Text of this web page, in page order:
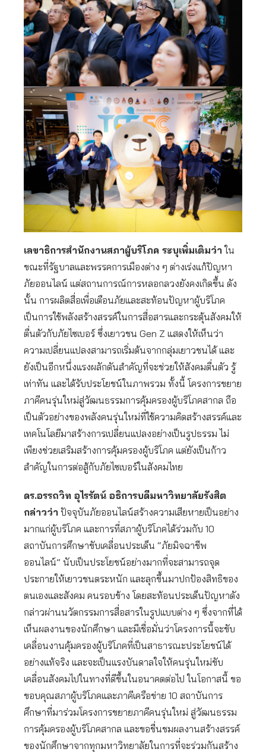
เลขาธิการสำนักงานสภาผู้บริโภค ระบุเพิ่มเติมว่าใน
ขณะที่รัฐบาลและพรรคการเมืองต่าง ๆ ต่างเร่งแก้ปัญหา
ภัยออนไลน์ แต่สถานการณ์การหลอกลวงยังคงเกิดขึ้น ดัง
นั้น การผลิตสื่อเพื่อเตือนภัยและสะท้อนปัญหาผู้บริโภค
เป็นการใช้พลังสร้างสรรค์ในการสื่อสารและกระตุ้นสังคมให้
ตื่นตัวกับภัยไซเบอร์ ซึ่งเยาวชน Gen Z แสดงให้เห็นว่า
ความเปลี่ยนแปลงสามารถเริ่มต้นจากกลุ่มเยาวชนได้ และ
ยังเป็นอีกหนึ่งแรงผลักดันสำคัญที่จะช่วยให้สังคมตื่นตัว รู้
เท่าทัน และได้รับประโยชน์ในภาพรวม ทั้งนี้ โครงการขยาย
ภาคีคนรุ่นใหม่สู่วัฒนธรรมการคุ้มครองผู้บริโภคสากล ถือ
เป็นตัวอย่างของพลังคนรุ่นใหม่ที่ใช้ความคิดสร้างสรรค์และ
เทคโนโลยีมาสร้างการเปลี่ยนแปลงอย่างเป็นรูปธรรม ไม่
เพียงช่วยเสริมสร้างการคุ้มครองผู้บริโภค แต่ยังเป็นก้าว
สำคัญในการต่อสู้กับภัยไซเบอร์ในสังคมไทย
ดร.อรรถวิท อุไรรัตน์ อธิการบดีมหาวิทยาลัยรังสิต
กล่าวว่า ปัจจุบันภัยออนไลน์สร้างความเสียหายเป็นอย่าง
มากแก่ผู้บริโภค และการที่สภาผู้บริโภคได้ร่วมกับ 10
สถาบันการศึกษาขับเคลื่อนประเด็น “ภัยมิจฉาชีพ
ออนไลน์” นับเป็นประโยชน์อย่างมากที่จะสามารถจุด
ประกายให้เยาวชนตระหนัก และลุกขึ้นมาปกป้องสิทธิของ
ตนเองและสังคม คนรอบข้าง โดยสะท้อนประเด็นปัญหาดัง
กล่าวผ่านนวัตกรรมการสื่อสารในรูปแบบต่าง ๆ ซึ่งจากที่ได้
เห็นผลงานของนักศึกษา และมีเชื่อมั่นว่าโครงการนี้จะขับ
เคลื่อนงานคุ้มครองผู้บริโภคที่เป็นสาธารณะประโยชน์ได้
อย่างแท้จริง และจะเป็นแรงบันดาลใจให้คนรุ่นใหม่ขับ
เคลื่อนสังคมไปในทางที่ดีขึ้นในอนาคตต่อไป ในโอกาสนี้ ขอ
ขอบคุณสภาผู้บริโภคและภาคีเครือข่าย 10 สถาบันการ
ศึกษาที่มาร่วมโครงการขยายภาคีคนรุ่นใหม่ สู่วัฒนธรรม
การคุ้มครองผู้บริโภคสากล และขอชื่นชมผลงานสร้างสรรค์
ของนักศึกษาจากทุกมหาวิทยาลัยในการที่จะร่วมกันสร้าง